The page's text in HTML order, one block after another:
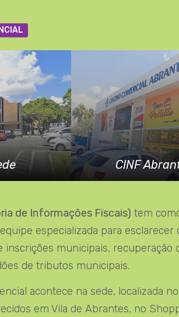
CINF
de Informações Fiscais) tem
especializada para
inscrições municipais,
de tributos municipais.
acontece na sede, localizada
em Vila de Abrantes, no